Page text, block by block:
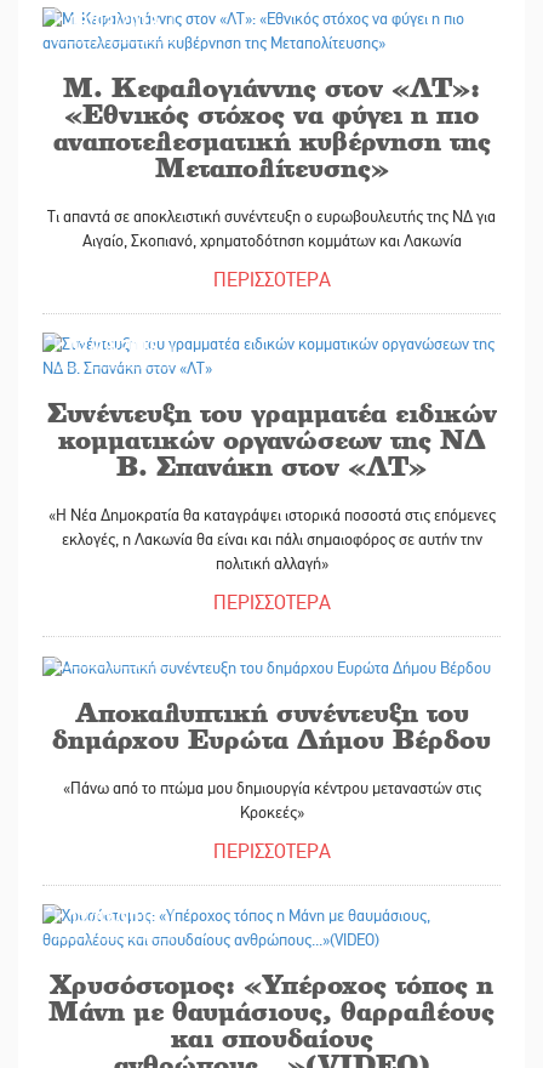
03/03/2018
Μ. Κεφαλογιάννης στον «ΛΤ»:
«Εθνικός στόχος να φύγει η πιο
αναποτελεσματική κυβέρνηση της
Μεταπολίτευσης»
Τι απαντά σε αποκλειστική συνέντευξη ο ευρωβουλευτής της ΝΔ για
Αιγαίο, Σκοπιανό, χρηματοδότηση κομμάτων και Λακωνία
ΠΕΡΙΣΣΟΤΕΡΑ
02/03/2018
Συνέντευξη του γραμματέα ειδικών
κομματικών οργανώσεων της ΝΔ
Β. Σπανάκη στον «ΛΤ»
«Η Νέα Δημοκρατία θα καταγράψει ιστορικά ποσοστά στις επόμενες
εκλογές, η Λακωνία θα είναι και πάλι σημαιοφόρος σε αυτήν την
πολιτική αλλαγή»
ΠΕΡΙΣΣΟΤΕΡΑ
Αποκαλυπτική συνέντευξη του
δημάρχου Ευρώτα Δήμου Βέρδου
«Πάνω από το πτώμα μου δημιουργία κέντρου μεταναστών στις
Κροκεές»
ΠΕΡΙΣΣΟΤΕΡΑ
12/02/2018
Χρυσόστομος: «Υπέροχος τόπος η
Μάνη με θαυμάσιους, θαρραλέους
και σπουδαίους